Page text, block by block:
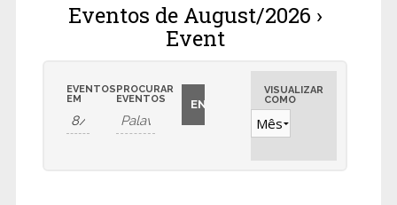
Eventos de August/2026 ›
Event
navegação
Eventos
EVENTOS
EM
PROCURAR
EVENTOS
Navegação
do
visual
Evento
VISUALIZAR
COMO